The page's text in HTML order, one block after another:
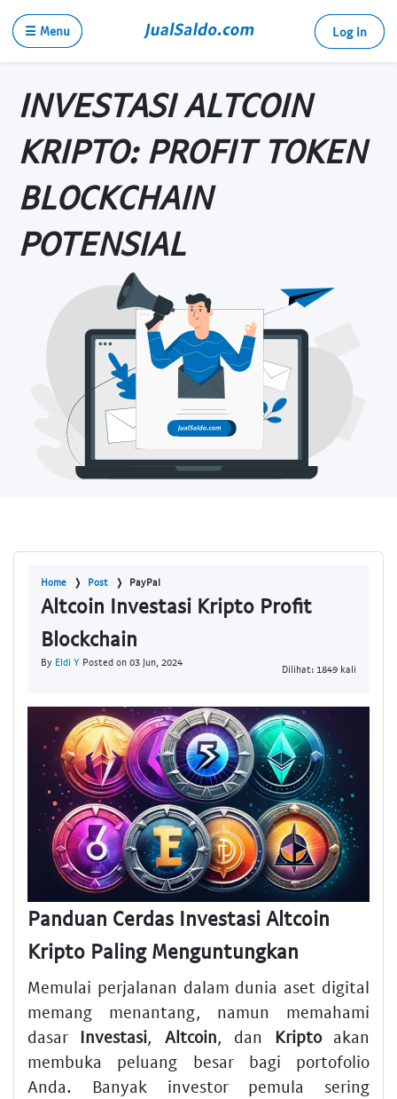
☰ Menu Log in
INVESTASI ALTCOIN
KRIPTO: PROFIT TOKEN
BLOCKCHAIN
POTENSIAL
Home Post PayPal
Altcoin Investasi Kripto Profit
Blockchain
By Eldi Y Posted on 03 Jun, 2024
Dilihat: 1849 kali
Panduan Cerdas Investasi Altcoin
Kripto Paling Menguntungkan
Memulai perjalanan dalam dunia aset digital
memang menantang, namun memahami
dasar Investasi, Altcoin, dan Kriptoakan
membuka peluang besar bagi portofolio
Anda. Banyak investor pemula sering